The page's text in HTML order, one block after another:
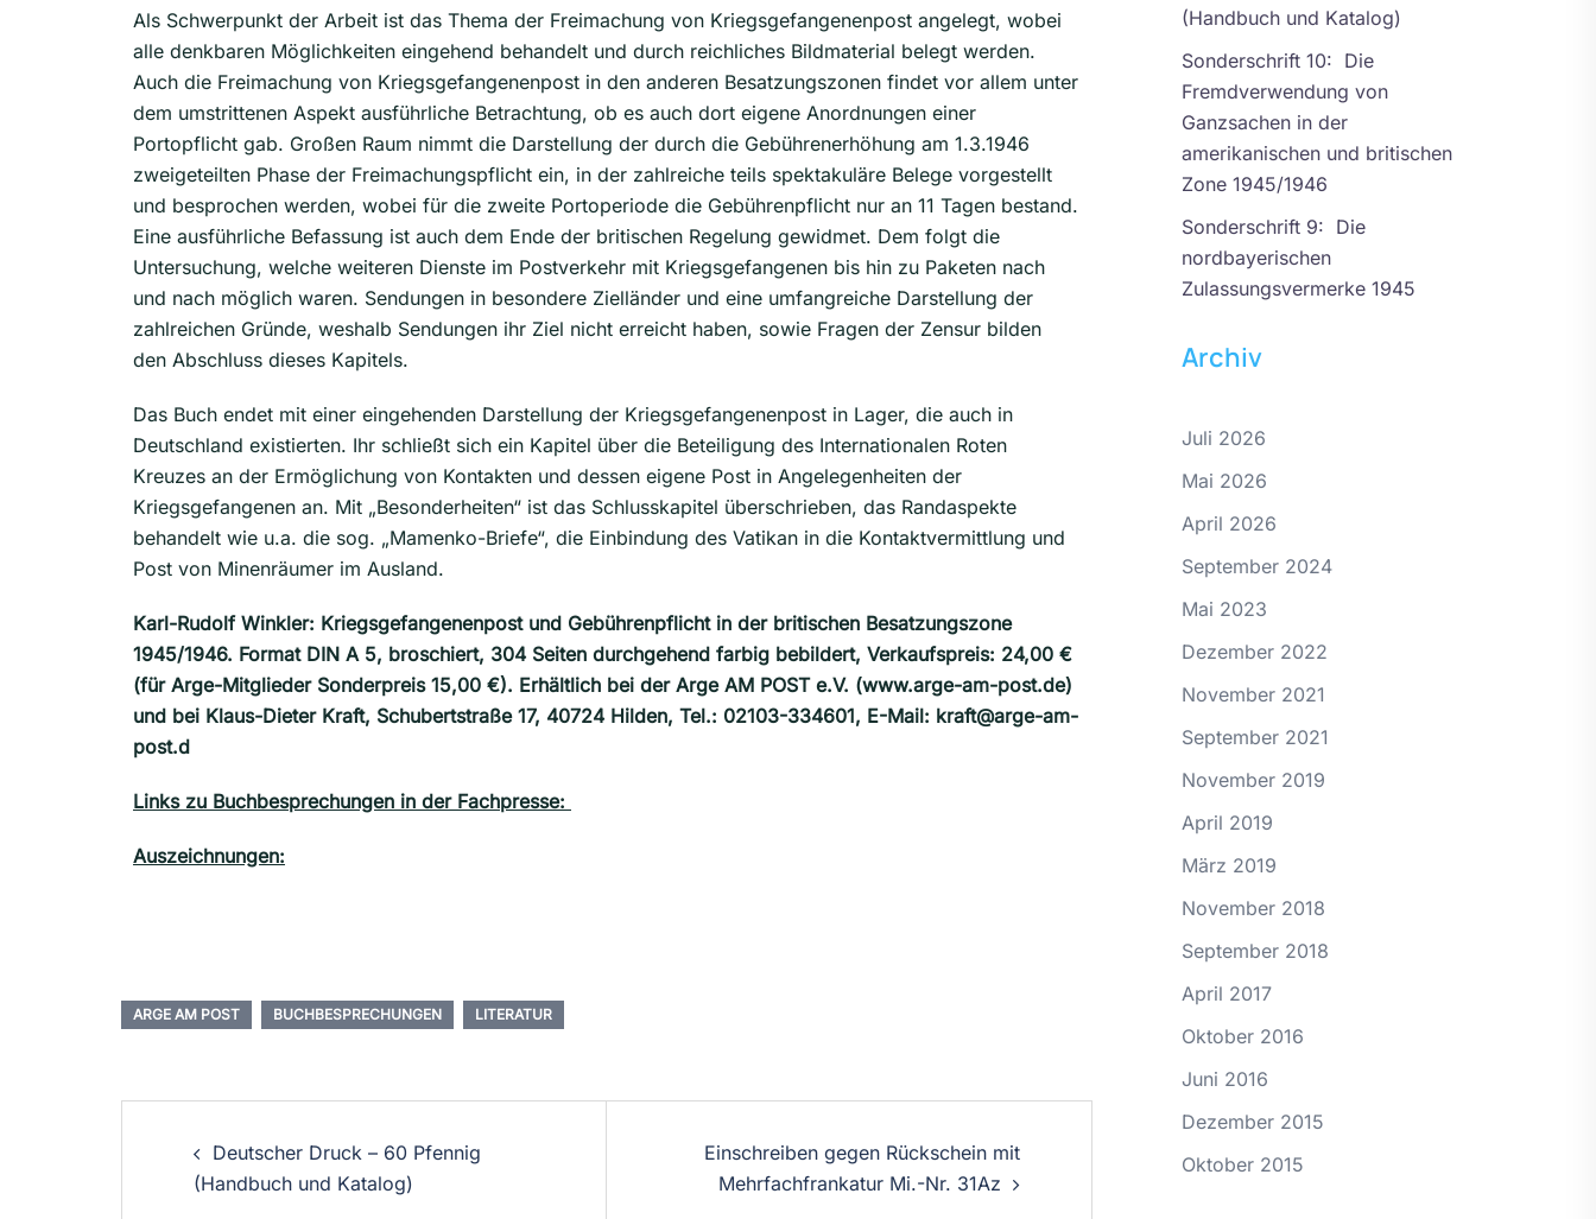
Als Schwerpunkt der Arbeit ist das Thema der Freimachung von Kriegsgefangenenpost angelegt, wobei
alle denkbaren Möglichkeiten eingehend behandelt und durch reichliches Bildmaterial belegt werden.
Auch die Freimachung von Kriegsgefangenenpost in den anderen Besatzungszonen findet vor allem unter
dem umstrittenen Aspekt ausführliche Betrachtung, ob es auch dort eigene Anordnungen einer
Portopflicht gab. Großen Raum nimmt die Darstellung der durch die Gebührenerhöhung am 1.3.1946
zweigeteilten Phase der Freimachungspflicht ein, in der zahlreiche teils spektakuläre Belege vorgestellt
und besprochen werden, wobei für die zweite Portoperiode die Gebührenpflicht nur an 11 Tagen bestand.
Eine ausführliche Befassung ist auch dem Ende der britischen Regelung gewidmet. Dem folgt die
Untersuchung, welche weiteren Dienste im Postverkehr mit Kriegsgefangenen bis hin zu Paketen nach
und nach möglich waren. Sendungen in besondere Zielländer und eine umfangreiche Darstellung der
zahlreichen Gründe, weshalb Sendungen ihr Ziel nicht erreicht haben, sowie Fragen der Zensur bilden
den Abschluss dieses Kapitels.
Das Buch endet mit einer eingehenden Darstellung der Kriegsgefangenenpost in Lager, die auch in
Deutschland existierten. Ihr schließt sich ein Kapitel über die Beteiligung des Internationalen Roten
Kreuzes an der Ermöglichung von Kontakten und dessen eigene Post in Angelegenheiten der
Kriegsgefangenen an. Mit „Besonderheiten“ ist das Schlusskapitel überschrieben, das Randaspekte
behandelt wie u.a. die sog. „Mamenko-Briefe“, die Einbindung des Vatikan in die Kontaktvermittlung und
Post von Minenräumer im Ausland.
Karl-Rudolf Winkler: Kriegsgefangenenpost und Gebührenpflicht in der britischen Besatzungszone
1945/1946. Format DIN A 5, broschiert, 304 Seiten durchgehend farbig bebildert, Verkaufspreis: 24,00 €
(für Arge-Mitglieder Sonderpreis 15,00 €). Erhältlich bei der Arge AM POST e.V. (www.arge-am-post.de)
und bei Klaus-Dieter Kraft, Schubertstraße 17, 40724 Hilden, Tel.: 02103-334601, E-Mail: kraft@arge-am-
post.d
Links zu Buchbesprechungen in der Fachpresse:
Auszeichnungen:
ARGE AM POST BUCHBESPRECHUNGEN LITERATUR
Deutscher Druck – 60 Pfennig
(Handbuch und Katalog)
Einschreiben gegen Rückschein mit
Mehrfachfrankatur Mi.-Nr. 31Az
(Handbuch und Katalog)
Sonderschrift 10: Die
Fremdverwendung von
Ganzsachen in der
amerikanischen und britischen
Zone 1945/1946
Sonderschrift 9: Die
nordbayerischen
Zulassungsvermerke 1945
Archiv
Juli 2026
Mai 2026
April 2026
September 2024
Mai 2023
Dezember 2022
November 2021
September 2021
November 2019
April 2019
März 2019
November 2018
September 2018
April 2017
Oktober 2016
Juni 2016
Dezember 2015
Oktober 2015